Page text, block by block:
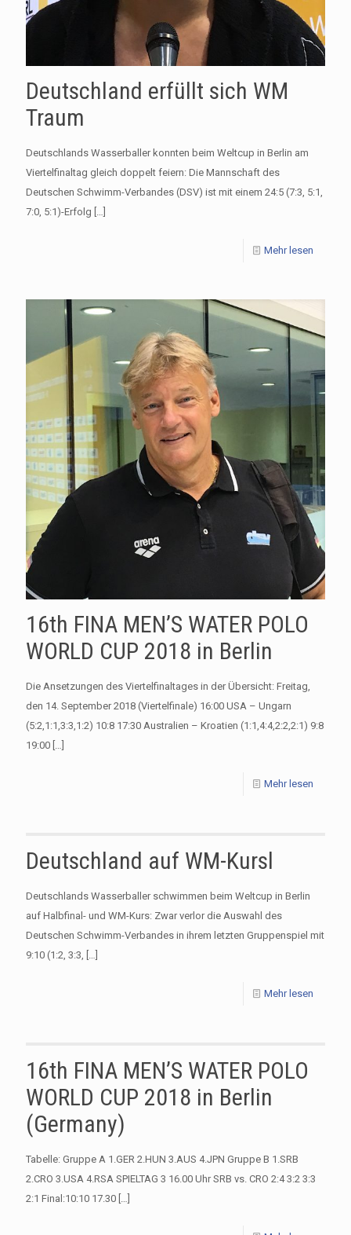
Deutschland erfüllt sich WM
Traum
Deutschlands Wasserballer konnten beim Weltcup in Berlin am
Viertelfinaltag gleich doppelt feiern: Die Mannschaft des
Deutschen Schwimm-Verbandes (DSV) ist mit einem 24:5 (7:3, 5:1,
7:0, 5:1)-Erfolg […]
Mehr lesen
16th FINA MEN’S WATER POLO
WORLD CUP 2018 in Berlin
Die Ansetzungen des Viertelfinaltages in der Übersicht: Freitag,
den 14. September 2018 (Viertelfinale) 16:00 USA – Ungarn
(5:2,1:1,3:3,1:2) 10:8 17:30 Australien – Kroatien (1:1,4:4,2:2,2:1) 9:8
19:00 […]
Mehr lesen
Deutschland auf WM-Kursl
Deutschlands Wasserballer schwimmen beim Weltcup in Berlin
auf Halbfinal- und WM-Kurs: Zwar verlor die Auswahl des
Deutschen Schwimm-Verbandes in ihrem letzten Gruppenspiel mit
9:10 (1:2, 3:3, […]
Mehr lesen
16th FINA MEN’S WATER POLO
WORLD CUP 2018 in Berlin
(Germany)
Tabelle: Gruppe A 1.GER 2.HUN 3.AUS 4.JPN Gruppe B 1.SRB
2.CRO 3.USA 4.RSA SPIELTAG 3 16.00 Uhr SRB vs. CRO 2:4 3:2 3:3
2:1 Final:10:10 17.30 […]